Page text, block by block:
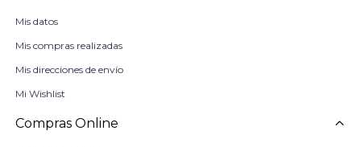
Mis datos
Mis compras realizadas
Mis direcciones de envío
Mi Wishlist
Compras Online